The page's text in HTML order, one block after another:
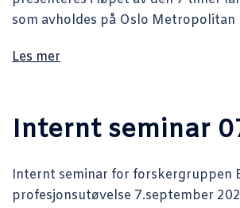
som avholdes på Oslo Metropolitan
Les mer
Internt seminar
Internt seminar for forskergruppen
profesjonsutøvelse 7.september